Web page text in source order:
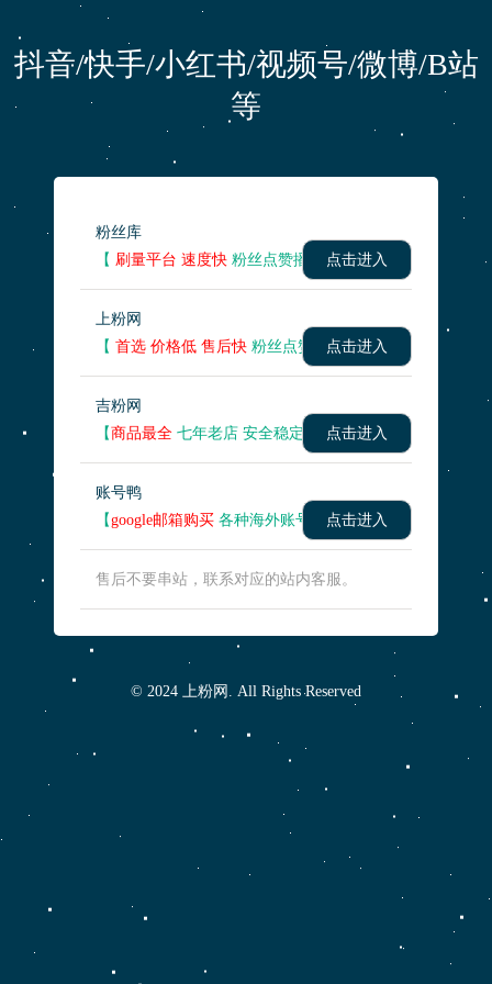
抖音/快手/小红书/视频号/微博/B站
等
粉丝库
【 刷量平台 速度快 粉丝点赞播放量 】
点击进入
上粉网
【首选 价格低 售后快 粉丝点赞播放量 】
点击进入
吉粉网
【商品最全 七年老店 安全稳定】 点击进入
账号鸭
【google邮箱购买 各种海外账号】 点击进入
售后不要串站，联系对应的站内客服。
© 2024 上粉网. All Rights Reserved